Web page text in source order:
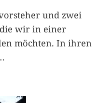
und zwei
wir in einer
möchten. In ihren